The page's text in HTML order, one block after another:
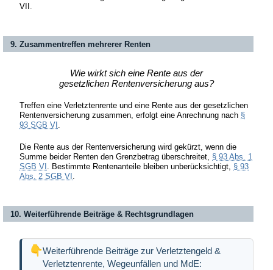
VII.
9. Zusammentreffen mehrerer Renten
Wie wirkt sich eine Rente aus der
gesetzlichen Rentenversicherung aus?
Treffen eine Verletztenrente und eine Rente aus der gesetzlichen
Rentenversicherung zusammen, erfolgt eine Anrechnung nach §
93 SGB VI .
Die Rente aus der Rentenversicherung wird gekürzt, wenn die
Summe beider Renten den Grenzbetrag überschreitet, § 93 Abs. 1
SGB VI . Bestimmte Rentenanteile bleiben unberücksichtigt, § 93
Abs. 2 SGB VI
10. Weiterführende Beiträge & Rechtsgrundlagen
Weiterführende Beiträge zur Verletztengeld &
Verletztenrente, Wegeunfällen und MdE: